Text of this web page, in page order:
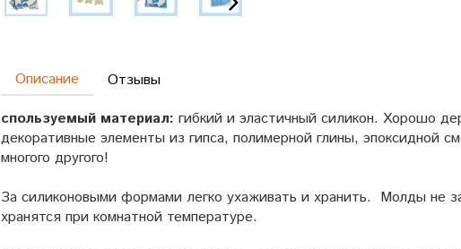
Описание
спользуемый материал: гибкий и эластичный силикон. Хорошо
декоративные элементы из гипса, полимерной глины, эпоксидной
многого другого!
За силиконовыми формами легко ухаживать и хранить. Молды не
хранятся при комнатной температуре.
Отзывы